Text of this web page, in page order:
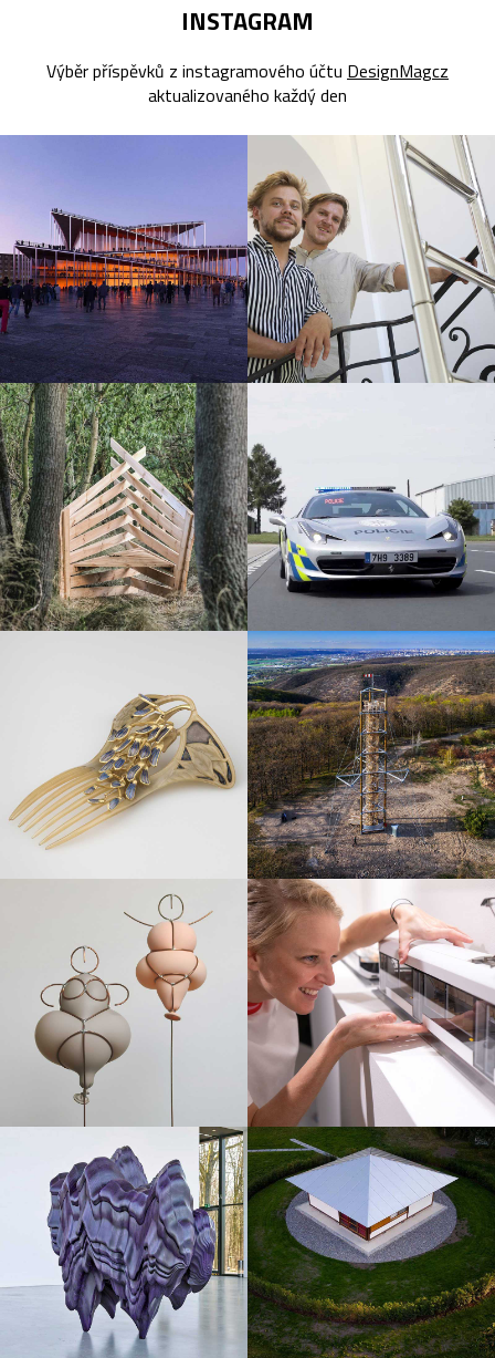
INSTAGRAM
Výběr příspěvků z instagramového účtu DesignMagcz
aktualizovaného každý den